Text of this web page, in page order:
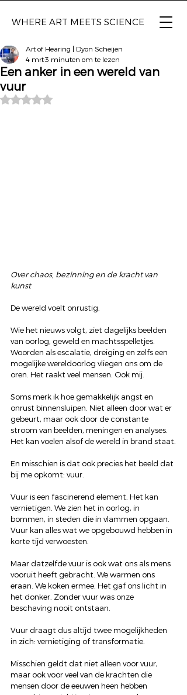
WHERE ART MEETS SCIENCE
Een anker in een wereld van
vuur
Art of Hearing | Dyon Scheijen
4 mrt3 minuten om te lezen
Beoordeeld met NaN uit 5 sterren.
Over chaos, bezinning en de kracht van
kunst
De wereld voelt onrustig.
Wie het nieuws volgt, ziet dagelijks beelden
van oorlog, geweld en machtsspelletjes.
Woorden als escalatie, dreiging en zelfs een
mogelijke wereldoorlog vliegen ons om de
oren. Het raakt veel mensen. Ook mij.
Soms merk ik hoe gemakkelijk angst en
onrust binnensluipen. Niet alleen door wat er
gebeurt, maar ook door de constante
stroom van beelden, meningen en analyses.
Het kan voelen alsof de wereld in brand staat.
En misschien is dat ook precies het beeld dat
bij me opkomt: vuur.
Vuur is een fascinerend element. Het kan
vernietigen. We zien het in oorlog, in
bommen, in steden die in vlammen opgaan.
Vuur kan alles wat we opgebouwd hebben in
korte tijd verwoesten.
Maar datzelfde vuur is ook wat ons als mens
vooruit heeft gebracht. We warmen ons
eraan. We koken ermee. Het gaf ons licht in
het donker. Zonder vuur was onze
beschaving nooit ontstaan.
Vuur draagt dus altijd twee mogelijkheden
in zich: vernietiging of transformatie.
Misschien geldt dat niet alleen voor vuur,
maar ook voor veel van de krachten die
mensen door de eeuwen heen hebben